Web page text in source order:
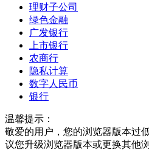
理财子公司
绿色金融
广发银行
上市银行
农商行
隐私计算
数字人民币
银行
温馨提示：
敬爱的用户，您的浏览器版本过
议您升级浏览器版本或更换其他